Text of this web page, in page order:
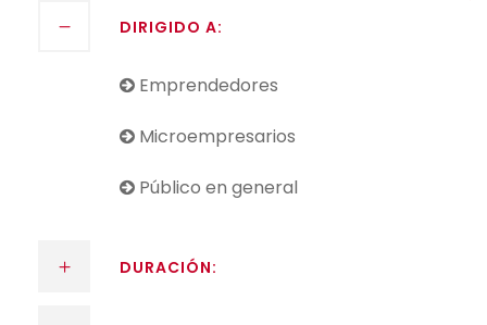
DIRIGIDO A:
Emprendedores
Microempresarios
Público en general
DURACIÓN: